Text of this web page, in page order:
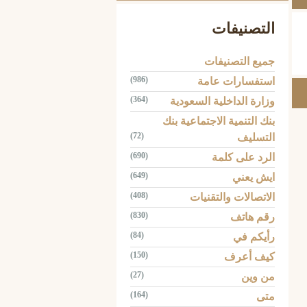
التصنيفات
جميع التصنيفات
استفسارات عامة
(986)
وزارة الداخلية السعودية (364)
بنك التنمية الاجتماعية بنك
التسليف
(72)
الرد على كلمة (690)
ايش يعني (649)
الاتصالات والتقنيات (408)
رقم هاتف (830)
رأيكم في (84)
كيف أعرف (150)
من وين (27)
متى (164)